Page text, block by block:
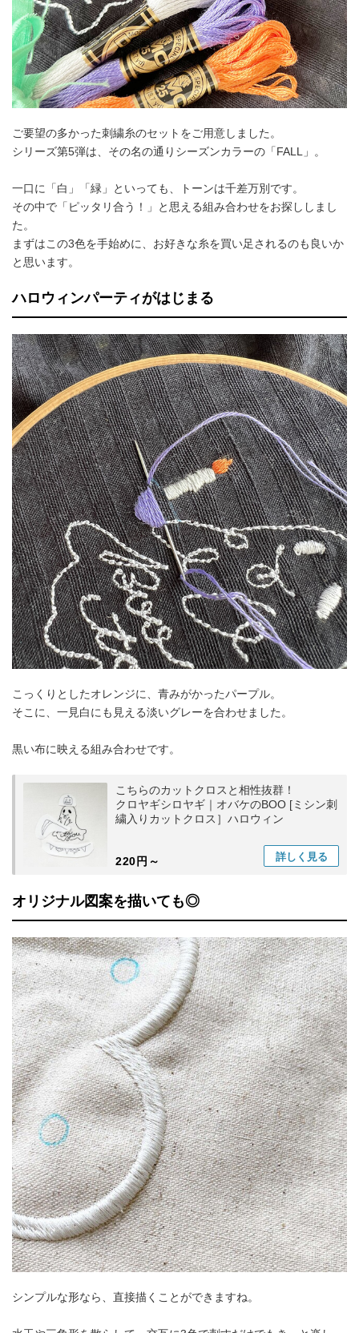
ご要望の多かった刺繍糸のセットをご用意しました。
シリーズ第5弾は、その名の通りシーズンカラーの「FALL」。
一口に「白」「緑」といっても、トーンは千差万別です。
その中で「ピッタリ合う！」と思える組み合わせをお探ししまし
た。
まずはこの3色を手始めに、お好きな糸を買い足されるのも良いか
と思います。
ハロウィンパーティがはじまる
こっくりとしたオレンジに、青みがかったパープル。
そこに、一見白にも見える淡いグレーを合わせました。
黒い布に映える組み合わせです。
こちらのカットクロスと相性抜群！
クロヤギシロヤギ｜オバケのBOO [ミシン刺
繍入りカットクロス］ハロウィン
220円～ 詳しく 見る
オリジナル図案を描いても◎
シンプルな形なら、直接描くことができますね。